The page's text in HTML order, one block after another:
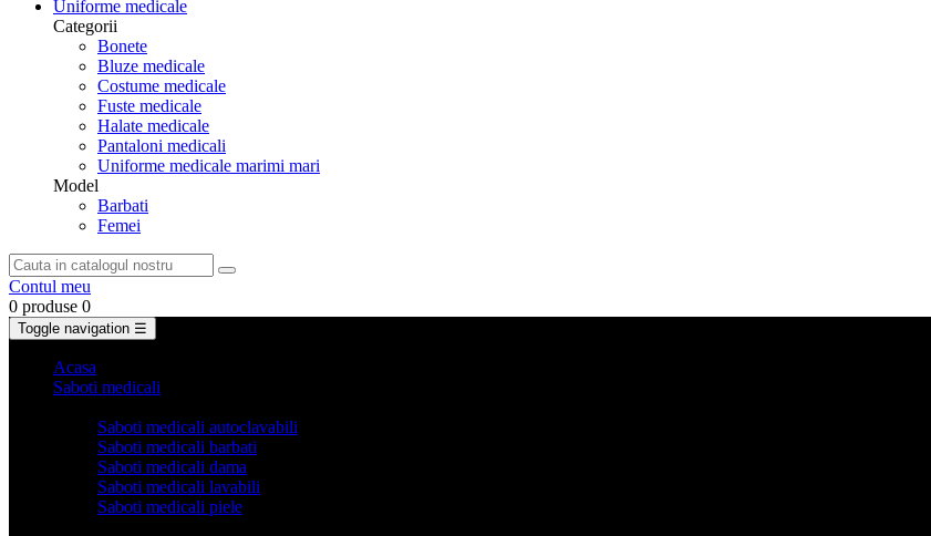
Uniforme medicale
Categorii
Bonete
Bluze medicale
Costume medicale
Fuste medicale
Halate medicale
Pantaloni medicali
Uniforme medicale marimi mari
Model
Barbati
Femei
Contul meu
0 produse 0
Toggle navigation ☰
Acasa
Saboti medicali
Saboti medicali autoclavabili
Saboti medicali barbati
Saboti medicali dama
Saboti medicali lavabili
Saboti medicali piele